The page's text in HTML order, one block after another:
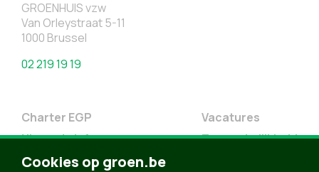
GROENHUIS vzw
Van Orleystraat 5-11
1000 Brussel
02 219 19 19
Charter EGP
Nieuwsbrief
Doe Mee
Vacatures
Toegankelijkheid
Cookies op groen.be